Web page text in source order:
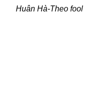
Huân Hà-Theo fool